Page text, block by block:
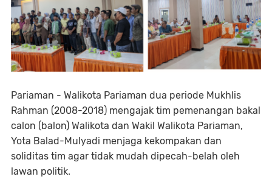
Pariaman - Walikota Pariaman dua periode Mukhlis
Rahman (2008-2018) mengajak tim pemenangan bakal
calon (balon) Walikota dan Wakil Walikota Pariaman,
Yota Balad-Mulyadi menjaga kekompakan dan
soliditas tim agar tidak mudah dipecah-belah oleh
lawan politik.